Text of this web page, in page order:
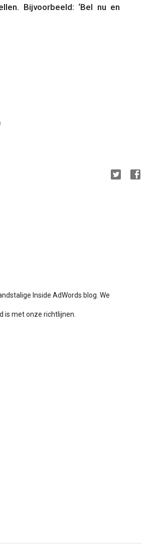
Bijvoorbeeld: ‘Bel nu en
Inside AdWords blog. We
is met onze richtlijnen.